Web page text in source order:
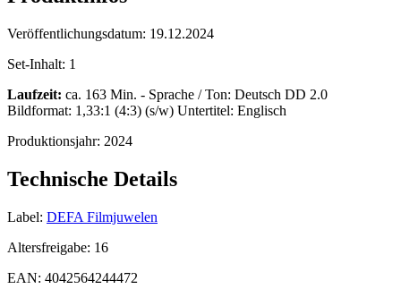
Veröffentlichungsdatum: 19.12.2024
Set-Inhalt: 1
Laufzeit: ca. 163 Min. - Sprache / Ton: Deutsch DD 2.0
Bildformat: 1,33:1 (4:3) (s/w) Untertitel: Englisch
Produktionsjahr: 2024
Technische Details
Label: DEFA Filmjuwelen
Altersfreigabe: 16
EAN: 4042564244472